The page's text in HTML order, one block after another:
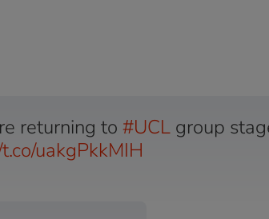
returning to #UCL group
uakgPkkMIH